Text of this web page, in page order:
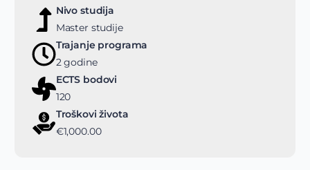
Nivo studija
Master studije
Trajanje programa
2 godine
ECTS bodovi
120
Troškovi života
€1,000.00